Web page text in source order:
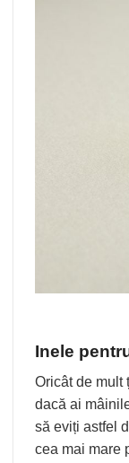
Inele
Oricât de mult
dacă ai
să eviți astfel
cea mai mare